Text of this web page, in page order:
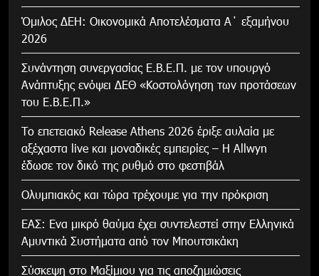
Όμιλος ΔΕΗ: Οικονομικά Αποτελέσματα Α΄ εξαμήνου
2026
Συνάντηση συνεργασίας Ε.Β.Ε.Π. με τον υπουργό
Ανάπτυξης ενόψει ΔΕΘ «Κοστολόγηση των προτάσεων
του Ε.Β.Ε.Π.»
Το επετειακό Release Athens 2026 έριξε αυλαία με
αξέχαστα live και μοναδικές εμπειρίες – Η Allwyn
έδωσε τον δικό της ρυθμό στο φεστιβάλ
Ολυμπιακός και τώρα τρέχουμε για την πρόκριση
ΕΑΣ: Ενα μικρό θαύμα έχει συντελεστεί στην Ελληνικά
Αμυντικά Συστήματα από τον Μπουτσικάκη
Σύσκεψη στο Μαξίμιου για τις αποζημιώσεις